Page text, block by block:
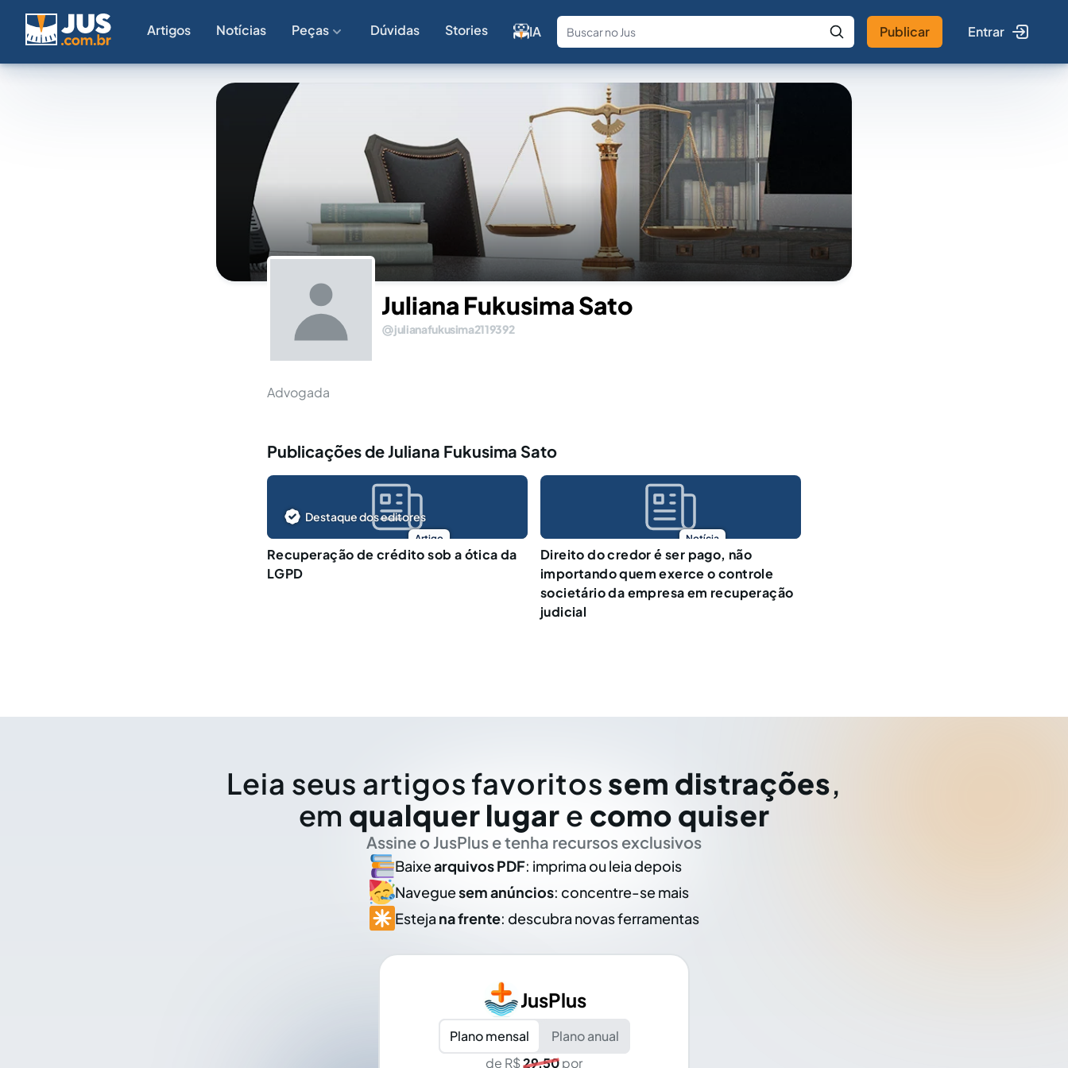
Artigos Notícias Peças Dúvidas Stories IA
Fale com a IA Buscar no Jus
Publicar Entrar
Juliana Fukusima Sato
julianafukusima2119392
Advogada
Publicações de Juliana Fukusima Sato
Artigo
Destaque dos editores
Recuperação de crédito sob a ótica da
LGPD
Notícia
Direito do credor é ser pago, não
importando quem exerce o controle
societário da empresa em recuperação
judicial
Leia seus artigos favoritos sem distrações,
em qualquer lugar e como quiser
Assine o JusPlus e tenha recursos exclusivos
Baixearquivos PDF: imprima ou leia depois
Naveguesem anúncios: concentre-se mais
Esteja na frente: descubra novas ferramentas
JusPlus
Plano mensal
Plano anual
de R$29,50por